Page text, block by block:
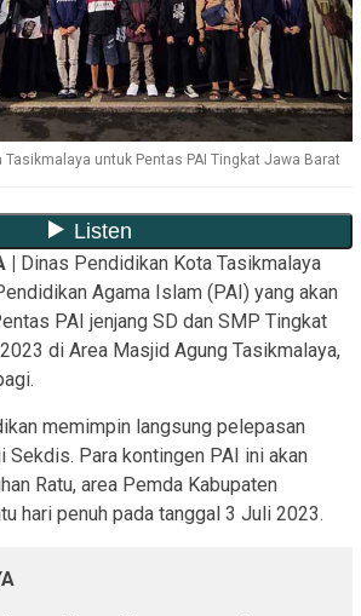
Tasikmalaya untuk Pentas PAI Tingkat Jawa Barat
Dinas Pendidikan Kota Tasikmalaya
Agama Islam (PAI) yang akan
PAI jenjang SD dan SMP Tingkat
di Area Masjid Agung Tasikmalaya,
memimpin langsung pelepasan
Sekdis. Para kontingen PAI ini akan
Ratu, area Pemda Kabupaten
hari penuh pada tanggal 3 Juli 2023.